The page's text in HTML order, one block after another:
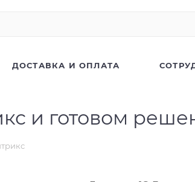
ДОСТАВКА И ОПЛАТА
и готовом